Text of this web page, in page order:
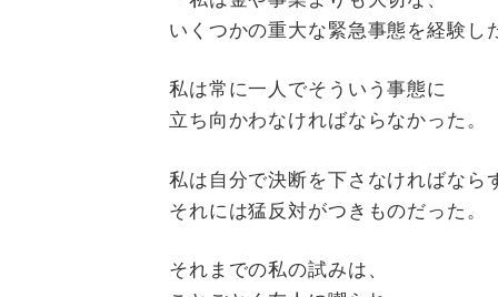
いくつかの重大な緊急事態を経験し
私は常に一人でそういう事態に
立ち向かわなければならなかった。
私は自分で決断を下さなければなら
それには猛反対がつきものだった。
それまでの私の試みは、